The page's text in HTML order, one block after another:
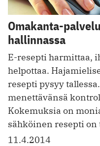
Omakanta-
hallinnassa
E-resepti harmittaa,
helpottaa.
resepti pysyy
menettävänsä
Kokemuksia on
sähköinen resepti on
11.4.2014